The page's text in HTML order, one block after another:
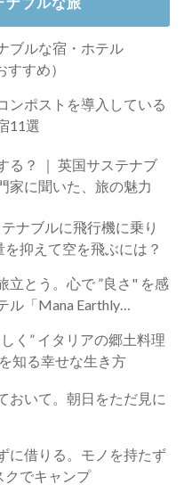
ブルな宿・ホテル
すすめ）
ンポストを導入している
11選
ステナブ
家に聞いた、旅の魅力
ナブルに飛行機に乗り
抑えて空を飛ぶには？
立とう。心で ”良さ" を感
ル「Mana Earthly
く” イタリアの郷土料理
知る幸せな生き方
おいて。朝日をただ見に
に借りる。モノを持たず
クでキャンプ